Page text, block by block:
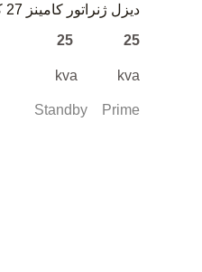
دیزل ژنراتور کامینز 27 کاوا مدل X2.5G2
25 25
kva kva
Standby Prime